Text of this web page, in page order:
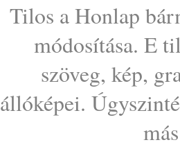
Tilos a Honlap
módosítása. E
szöveg, kép,
állóképei.